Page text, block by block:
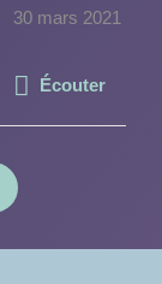
30 mars 2021
Écouter